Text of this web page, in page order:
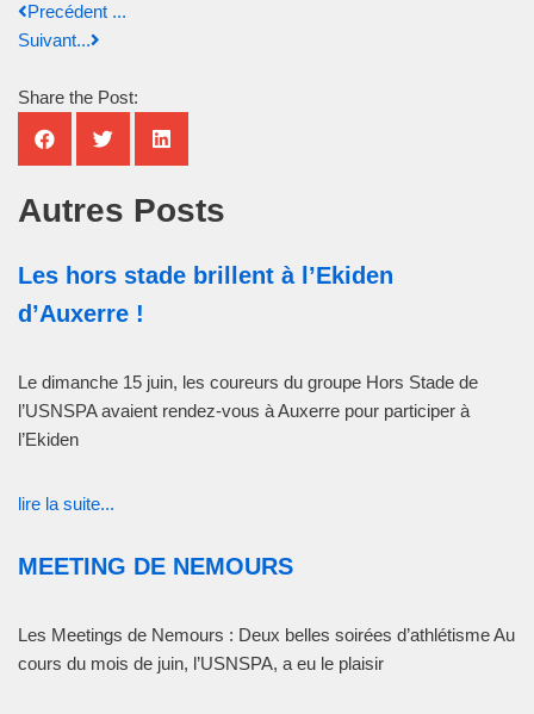
Precédent ...
Suivant...
Share the Post:
Autres Posts
Les hors stade brillent à l’Ekiden
d’Auxerre !
Le dimanche 15 juin, les coureurs du groupe Hors Stade de
l’USNSPA avaient rendez-vous à Auxerre pour participer à
l’Ekiden
lire la suite...
MEETING DE NEMOURS
Les Meetings de Nemours : Deux belles soirées d’athlétisme Au
cours du mois de juin, l’USNSPA, a eu le plaisir